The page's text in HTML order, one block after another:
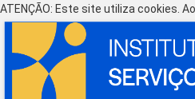
ATENÇÃO: Este site utiliza cookies.